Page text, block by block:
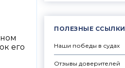
ПОЛЕЗНЫЕ ССЫЛКИ
Наши победы в судах
Отзывы доверителей
его